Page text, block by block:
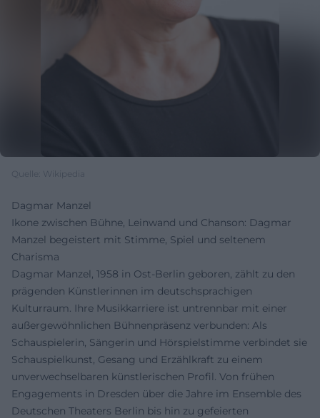
Quelle: Wikipedia
Dagmar Manzel
Ikone zwischen Bühne, Leinwand und Chanson: Dagmar
Manzel begeistert mit Stimme, Spiel und seltenem
Charisma
Dagmar Manzel, 1958 in Ost-Berlin geboren, zählt zu den
prägenden Künstlerinnen im deutschsprachigen
Kulturraum. Ihre Musikkarriere ist untrennbar mit einer
außergewöhnlichen Bühnenpräsenz verbunden: Als
Schauspielerin, Sängerin und Hörspielstimme verbindet sie
Schauspielkunst, Gesang und Erzählkraft zu einem
unverwechselbaren künstlerischen Profil. Von frühen
Engagements in Dresden über die Jahre im Ensemble des
Deutschen Theaters Berlin bis hin zu gefeierten